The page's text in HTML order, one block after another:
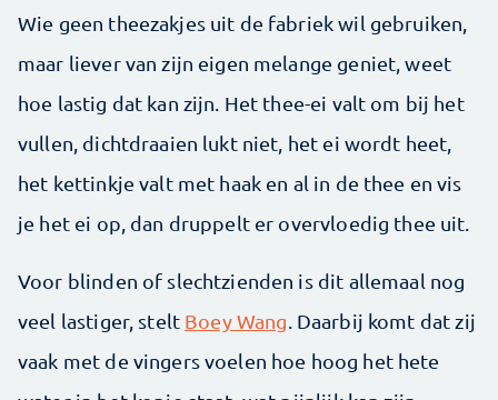
Wie geen theezakjes uit de fabriek wil gebruiken,
maar liever van zijn eigen melange geniet, weet
hoe lastig dat kan zijn. Het thee-ei valt om bij het
vullen, dichtdraaien lukt niet, het ei wordt heet,
het kettinkje valt met haak en al in de thee en vis
je het ei op, dan druppelt er overvloedig thee uit.
Voor blinden of slechtzienden is dit allemaal nog
veel lastiger, stelt Boey Wang . Daarbij komt dat zij
vaak met de vingers voelen hoe hoog het hete